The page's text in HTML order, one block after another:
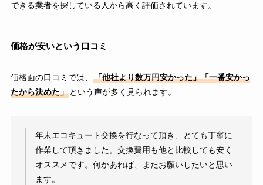
できる業者を探している人から高く評価されています。
価格が安いという口コミ
価格面の口コミでは、
「他社より数万円安かった」「一番安かっ
たから決めた」という声が多く見られます。
年末エコキュート交換を行なって頂き、とても丁寧に
作業して頂きました。交換費用も他と比較しても安く
オススメです。何かあれば、またお願いしたいと思い
ます。